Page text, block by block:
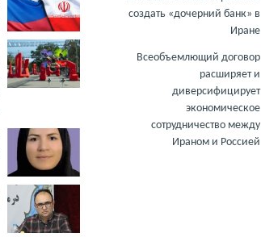
создать «дочерний банк» в
Иране
Всеобъемлющий договор
расширяет и
диверсифицирует
экономическое
сотрудничество между
Ираном и Россией